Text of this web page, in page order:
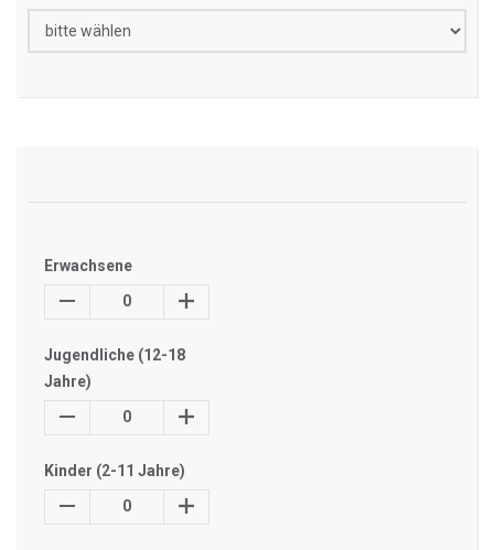
Erwachsene
0
Jugendliche (12-18
Jahre)
0
Kinder (2-11 Jahre)
0